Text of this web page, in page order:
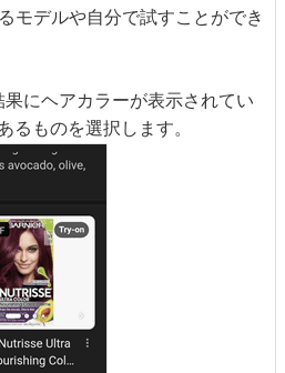
モデルや自分で試すことができ
にヘアカラーが表示されてい
ものを選択します。